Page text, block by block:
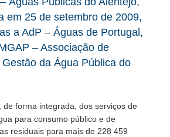
em 25 de setembro de 2009,
a AdP – Águas de Portugal,
– Associação de
da Água Pública do
de forma integrada, dos serviços de
para consumo público e de
residuais para mais de 228 459